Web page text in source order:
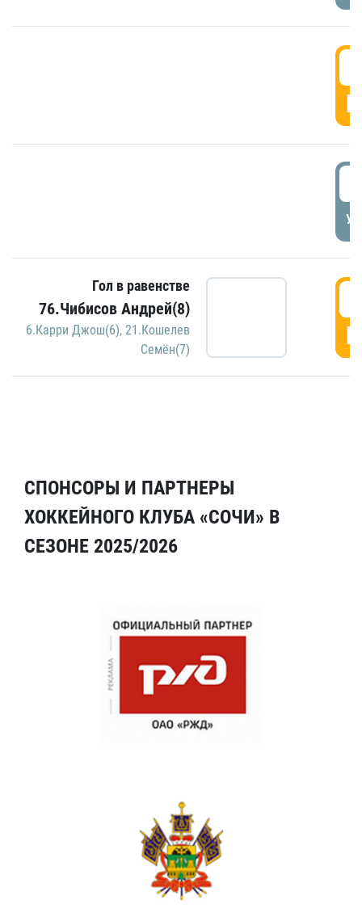
Гол в равенстве
76.Чибисов Андрей(8)
6.Карри Джош(6), 21.Кошелев
Семён(7)
СПОНСОРЫ И ПАРТНЕРЫ
ХОККЕЙНОГО КЛУБА «СОЧИ» В
СЕЗОНЕ 2025/2026